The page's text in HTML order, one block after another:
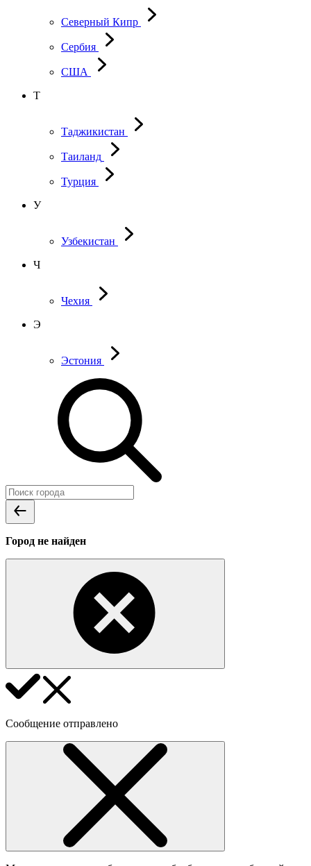
Северный Кипр
Сербия
США
Т
Таджикистан
Таиланд
Турция
У
Узбекистан
Ч
Чехия
Э
Эстония
Город не найден
Сообщение отправлено